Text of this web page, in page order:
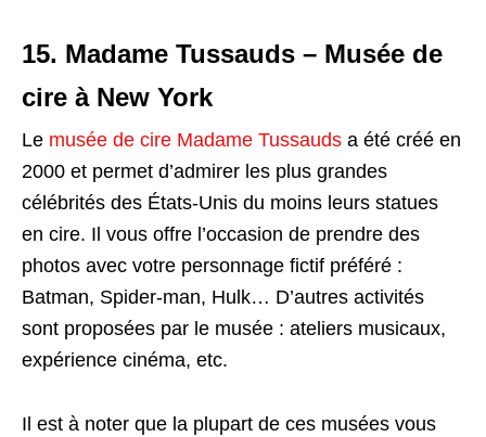
15. Madame Tussauds – Musée de
cire à New York
Le musée de cire Madame Tussauds a été créé en
2000 et permet d’admirer les plus grandes
célébrités des États-Unis du moins leurs statues
en cire. Il vous offre l’occasion de prendre des
photos avec votre personnage fictif préféré :
Batman, Spider-man, Hulk… D’autres activités
sont proposées par le musée : ateliers musicaux,
expérience cinéma, etc.
Il est à noter que la plupart de ces musées vous